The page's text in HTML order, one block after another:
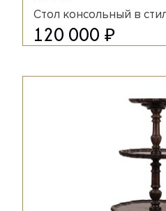
Стол консольный в
120 000 ₽